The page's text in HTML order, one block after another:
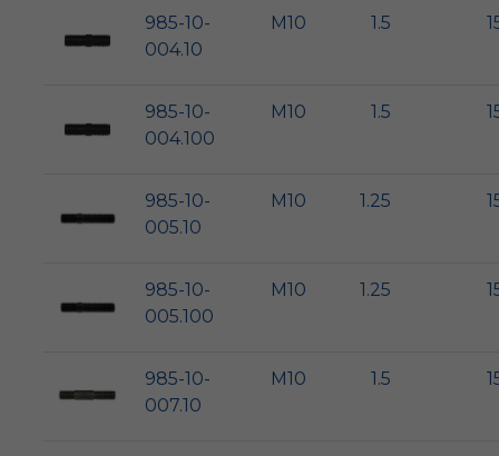
985-10-
004.10
M10 1.5
985-10-
004.100
M10 1.5
985-10-
005.10
M10 1.25
985-10-
005.100
M10 1.25
985-10-
007.10
M10 1.5